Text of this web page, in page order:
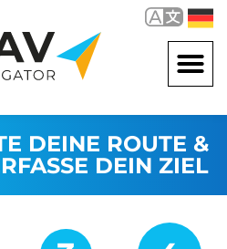
DEINE ROUTE &
DEIN ZIEL